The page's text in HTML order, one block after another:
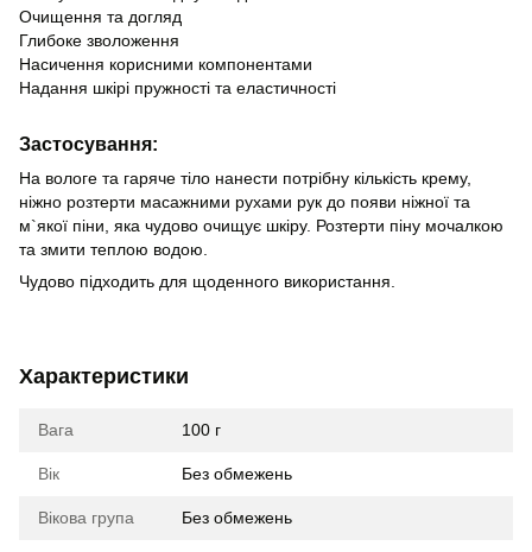
Очищення та догляд
Глибоке зволоження
Насичення корисними компонентами
Надання шкірі пружності та еластичності
Застосування:
На вологе та гаряче тіло нанести потрібну кількість крему,
ніжно розтерти масажними рухами рук до появи ніжної та
м`якої піни, яка чудово очищує шкіру. Розтерти піну мочалкою
та змити теплою водою.
Чудово підходить для щоденного використання.
Характеристики
Вага 100 г
Вік Без обмежень
Вікова група Без обмежень